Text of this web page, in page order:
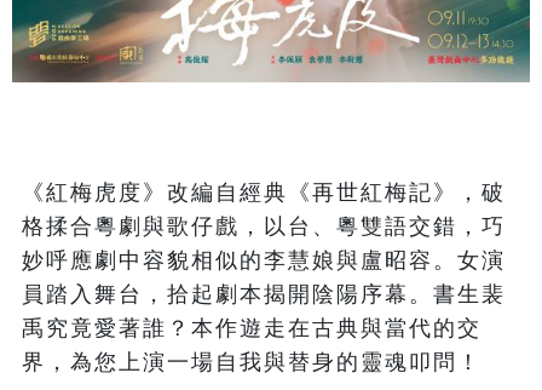
《紅梅虎度》改編自經典《再世紅梅記》，破
格揉合粵劇與歌仔戲，以台、粵雙語交錯，巧
妙呼應劇中容貌相似的李慧娘與盧昭容。女演
員踏入舞台，拾起劇本揭開陰陽序幕。書生裴
禹究竟愛著誰？本作遊走在古典與當代的交
界，為您上演一場自我與替身的靈魂叩問！